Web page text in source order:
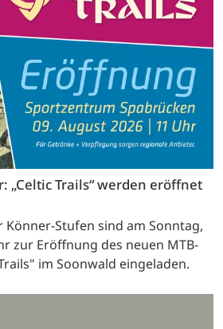
„Celtic Trails“ werden eröffnet
Stufen sind am Sonntag,
zur Eröffnung des neuen MTB-
im Soonwald eingeladen.